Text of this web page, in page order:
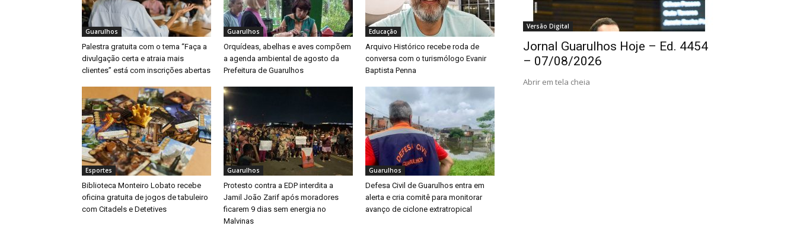
Guarulhos
Palestra gratuita com o tema “Faça a
divulgação certa e atraia mais
clientes” está com inscrições abertas
Guarulhos
Orquídeas, abelhas e aves compõem
a agenda ambiental de agosto da
Prefeitura de Guarulhos
Educação
Arquivo Histórico recebe roda de
conversa com o turismólogo Evanir
Baptista Penna
Esportes
Biblioteca Monteiro Lobato recebe
oficina gratuita de jogos de tabuleiro
com Citadels e Detetives
Guarulhos
Protesto contra a EDP interdita a
Jamil João Zarif após moradores
ficarem 9 dias sem energia no
Malvinas
Guarulhos
Defesa Civil de Guarulhos entra em
alerta e cria comitê para monitorar
avanço de ciclone extratropical
Versão Digital
Jornal Guarulhos Hoje – Ed. 4454
– 07/08/2026
Abrir em tela cheia